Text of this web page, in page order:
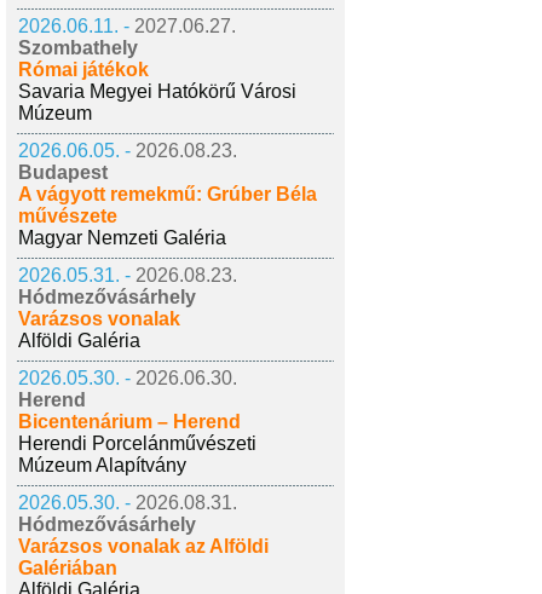
2026.06.11. - 2027.06.27.
Szombathely
Római játékok
Savaria Megyei Hatókörű Városi
Múzeum
2026.06.05. - 2026.08.23.
Budapest
A vágyott remekmű: Grúber Béla
művészete
Magyar Nemzeti Galéria
2026.05.31. - 2026.08.23.
Hódmezővásárhely
Varázsos vonalak
Alföldi Galéria
2026.05.30. - 2026.06.30.
Herend
Bicentenárium – Herend
Herendi Porcelánművészeti
Múzeum Alapítvány
2026.05.30. - 2026.08.31.
Hódmezővásárhely
Varázsos vonalak az Alföldi
Galériában
Alföldi Galéria